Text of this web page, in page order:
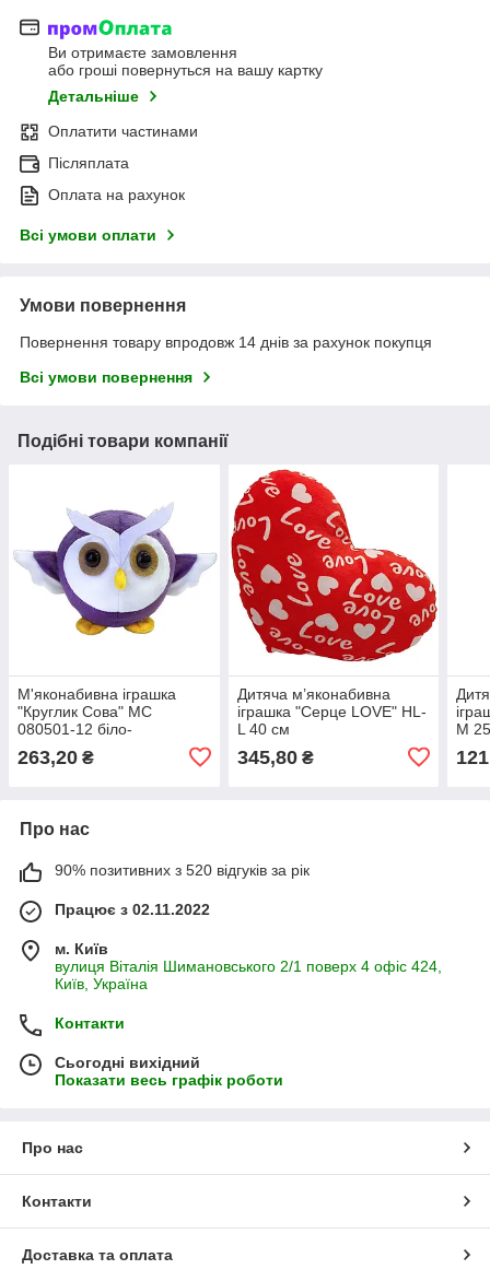
Ви отримаєте замовлення
або гроші повернуться на вашу картку
Детальніше
Оплатити частинами
Післяплата
Оплата на рахунок
Всі умови оплати
Умови повернення
Повернення товару впродовж 14 днів за рахунок покупця
Всі умови повернення
Подібні товари компанії
М'яконабивна іграшка
"Круглик Сова" МС
080501-12 біло-
263,20 ₴
Дитяча м’яконабивна
іграшка "Серце LOVE" HL-
L 40 см
345,80₴
M
Про нас
90% позитивних з 520 відгуків за рік
Працює з 02.11.2022
м. Київ
вулиця Віталія Шимановського 2/1 поверх 4 офіс 424,
Київ, Україна
Контакти
Сьогодні вихідний
Показати весь графік роботи
Про нас
Контакти
Доставка та оплата